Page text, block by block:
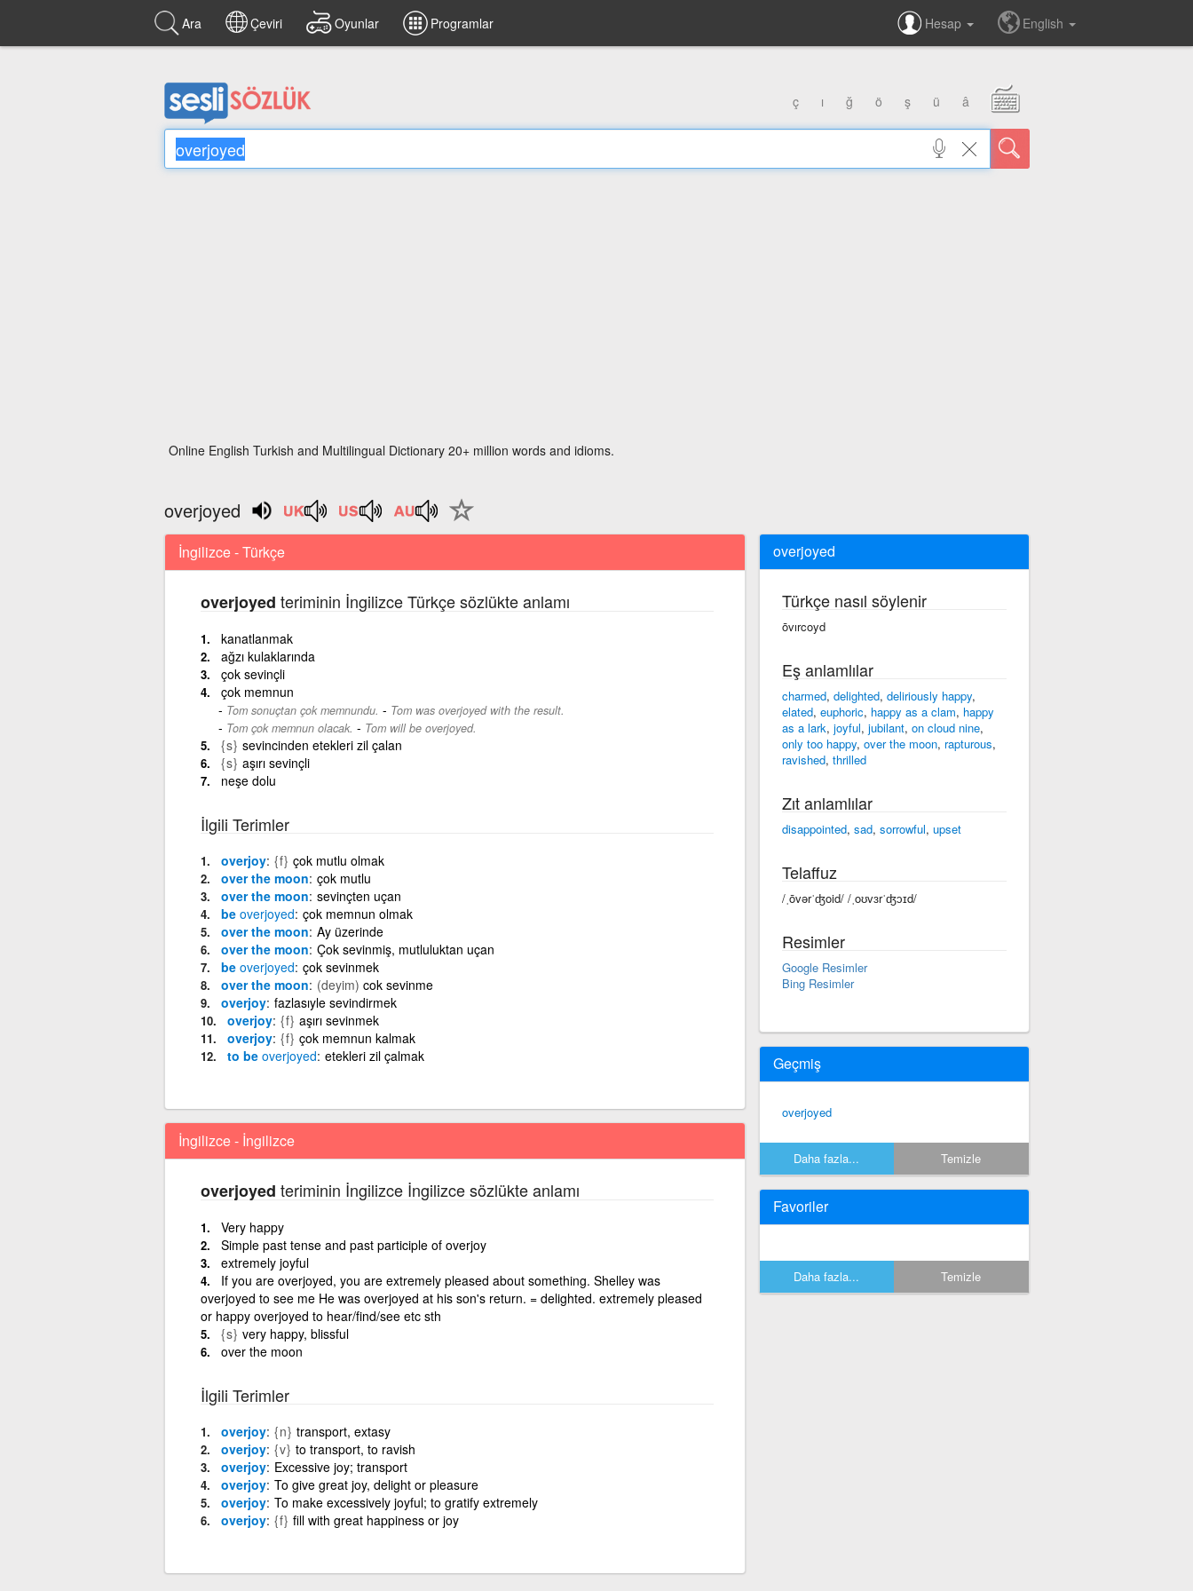
Ara Çeviri Oyunlar Programlar Hesap English
ç ı ğ ö ş ü â
Online English Turkish and Multilingual Dictionary 20+ million words and idioms.
overjoyed
İngilizce - Türkçe
overjoyed teriminin İngilizce Türkçe sözlükte anlamı
kanatlanmak
ağzı kulaklarında
çok sevinçli
çok memnun
Tom sonuçtan çok memnundu. - Tom was overjoyed with the result.
Tom çok memnun olacak. - Tom will be overjoyed.
{s} sevincinden etekleri zil çalan
{s} aşırı sevinçli
neşe dolu
İlgili Terimler
overjoy {f} çok mutlu olmak
over the moon çok mutlu
over the moon sevinçten uçan
be overjoyed çok memnun olmak
over the moon Ay üzerinde
over the moon Çok sevinmiş, mutluluktan uçan
be overjoyed çok sevinmek
over the moon (deyim) cok sevinme
overjoy fazlasıyle sevindirmek
overjoy {f} aşırı sevinmek
overjoy {f} çok memnun kalmak
to be overjoyed etekleri zil çalmak
İngilizce - İngilizce
overjoyed teriminin İngilizce İngilizce sözlükte anlamı
Very happy
Simple past tense and past participle of overjoy
extremely joyful
If you are overjoyed, you are extremely pleased about something. Shelley was
overjoyed to see me He was overjoyed at his son's return. = delighted. extremely pleased
or happy overjoyed to hear/find/see etc sth
{s} very happy, blissful
over the moon
İlgili Terimler
overjoy {n} transport, extasy
overjoy {v} to transport, to ravish
overjoy Excessive joy; transport
overjoy To give great joy, delight or pleasure
overjoy To make excessively joyful; to gratify extremely
overjoy {f} fill with great happiness or joy
overjoyed
Türkçe nasıl söylenir
ōvırcoyd
Eş anlamlılar
charmed, delighted, deliriously happy,
elated, euphoric, happy as a clam, happy
as a lark, joyful, jubilant, on cloud nine,
only too happy, over the moon, rapturous,
ravished, thrilled
Zıt anlamlılar
disappointed, sad, sorrowful, upset
Telaffuz
/ˌōvərˈʤoid/ /ˌoʊvɜrˈʤɔɪd/
Resimler
Google Resimler
Bing Resimler
Geçmiş
overjoyed
Daha fazla... Temizle
Favoriler
Daha fazla... Temizle